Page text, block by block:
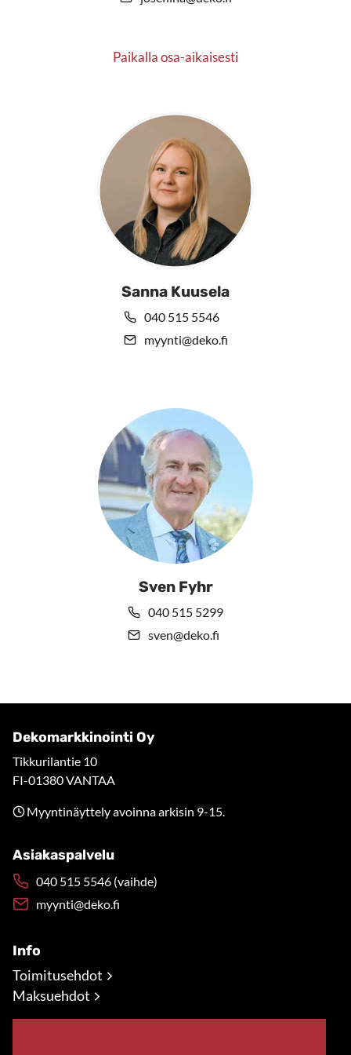
Paikalla osa-aikaisesti
Sanna Kuusela
040 515 5546
myynti@deko.fi
Sven Fyhr
040 515 5299
sven@deko.fi
Dekomarkkinointi Oy
Tikkurilantie 10
FI-01380 VANTAA
Myyntinäyttely avoinna arkisin 9-15.
Asiakaspalvelu
040 515 5546 (vaihde)
myynti@deko.fi
Info
Toimitusehdot
Maksuehdot